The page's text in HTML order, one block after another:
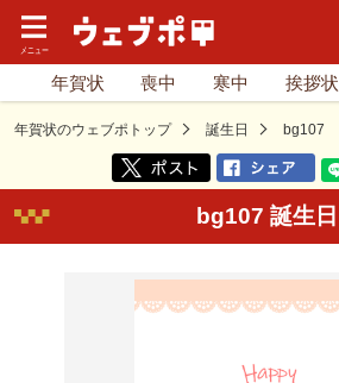
年賀状 喪中 寒中 挨拶状
年賀状のウェブポトップ 誕生日 bg107
bg107 誕生日